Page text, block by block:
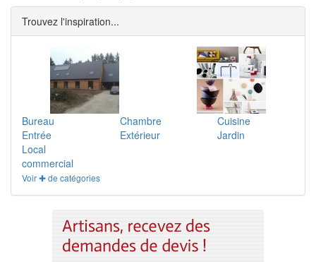
Trouvez l'inspiration...
Bureau Chambre
Cuisine
Entrée
Extérieur
Jardin
Local
commercial
Voir ✚ de catégories